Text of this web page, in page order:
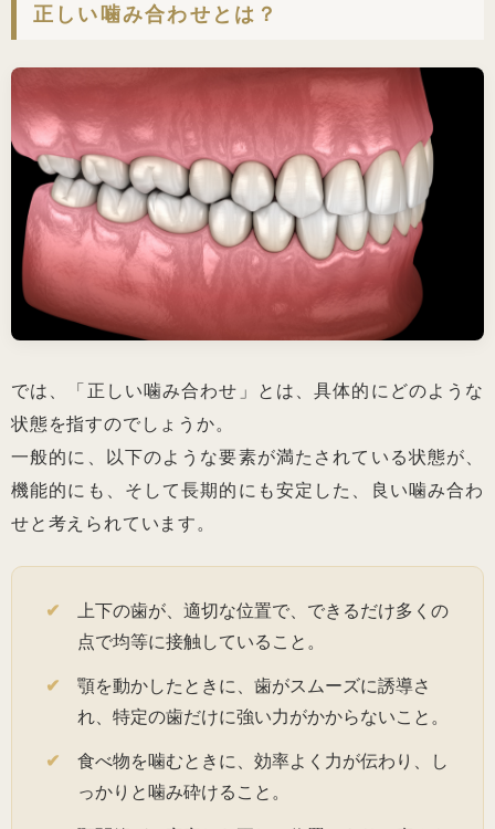
正しい噛み合わせとは？
では、「正しい噛み合わせ」とは、具体的にどのような
状態を指すのでしょうか。
一般的に、以下のような要素が満たされている状態が、
機能的にも、そして長期的にも安定した、良い噛み合わ
せと考えられています。
上下の歯が、適切な位置で、できるだけ多くの
点で均等に接触していること。
顎を動かしたときに、歯がスムーズに誘導さ
れ、特定の歯だけに強い力がかからないこと。
食べ物を噛むときに、効率よく力が伝わり、し
っかりと噛み砕けること。